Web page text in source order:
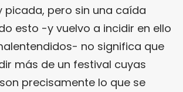
picada, pero sin una caída
esto -y vuelvo a incidir en ello
no significa que
más de un festival cuyas
precisamente lo que se